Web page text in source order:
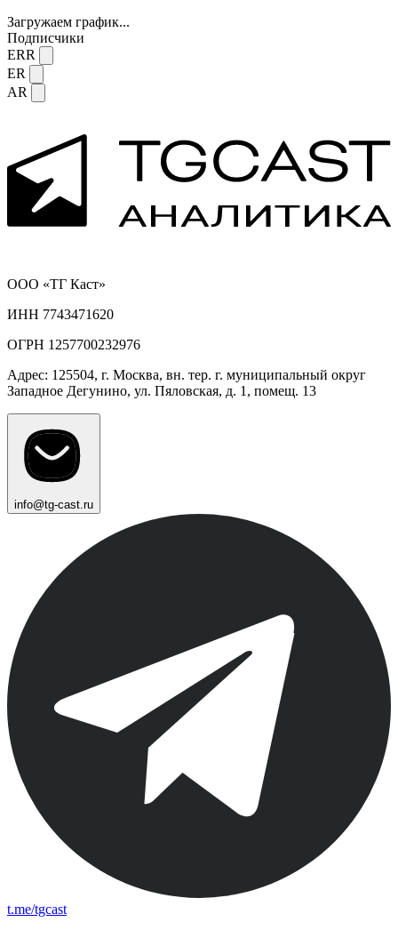
Загружаем график...
Подписчики
ERR
ER
AR
ООО «ТГ Каст»
ИНН 7743471620
ОГРН 1257700232976
Адрес: 125504, г. Москва, вн. тер. г. муниципальный округ
Западное Дегунино, ул. Пяловская, д. 1, помещ. 13
info@tg-cast.ru
t.me/tgcast